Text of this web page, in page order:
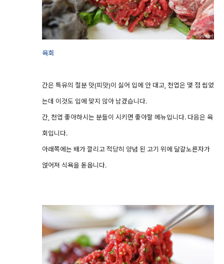
육회
간은 특유의 철분 맛(피맛)이 싫어 입에 안 대고, 천엽은 몇 점 씹었
는데 이것도 입에 맞지 않아 남겼습니다.
간, 천엽 좋아하시는 분들이 시키면 좋아할 메뉴입니다. 다음은 육
회입니다.
아래쪽에는 배가 깔리고 적당히 양념 된 고기 위에 달걀노른자가
얹어져 식욕을 돋웁니다.